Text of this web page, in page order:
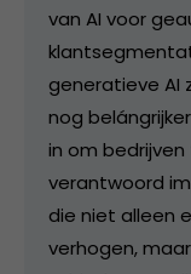
van AI voor
generatieve AI
nog
in om
verantwoord
die niet alleen
verhogen,